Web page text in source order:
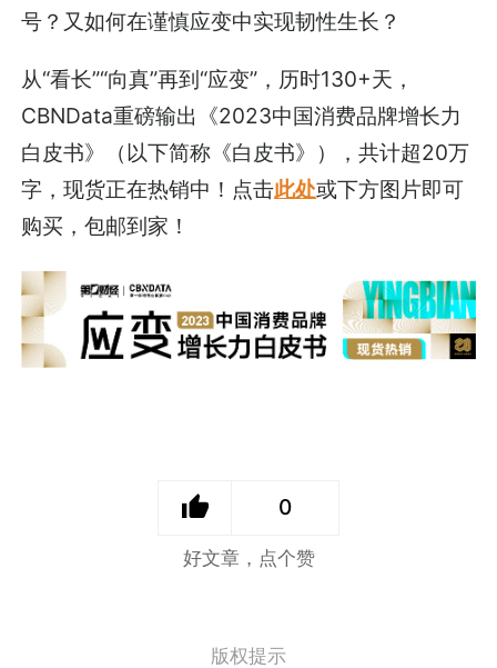
号？又如何在谨慎应变中实现韧性生长？
从“看长”“向真”再到“应变”，历时130+天，
CBNData重磅输出《2023中国消费品牌增长力
白皮书》（以下简称《白皮书》），共计超20万
字，现货正在热销中！点击此处或下方图片即可
购买，包邮到家！
0
好文章，点个赞
版权提示